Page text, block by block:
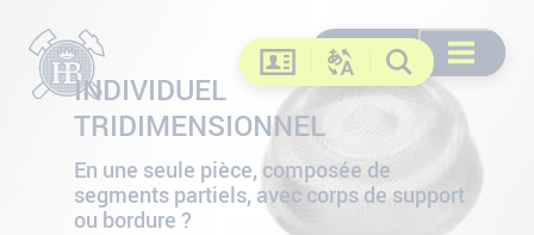
Contact
Changer la langue
DE EN FR
US
Recherche
Recherche
RechercheOuvrir le
INDIVIDUEL
TRIDIMENSIONNEL
En une seule pièce, composée de
segments partiels, avec corps de support
ou bordure ?